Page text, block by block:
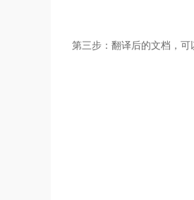
第三步：翻译后的文档，可